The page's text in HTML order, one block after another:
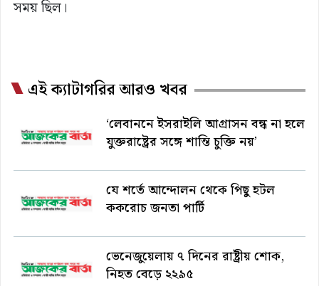
সময় ছিল।
এই ক্যাটাগরির আরও খবর
‘লেবাননে ইসরাইলি আগ্রাসন বন্ধ না হলে
যুক্তরাষ্ট্রের সঙ্গে শান্তি চুক্তি নয়’
যে শর্তে আন্দোলন থেকে পিছু হটল
ককরোচ জনতা পার্টি
ভেনেজুয়েলায় ৭ দিনের রাষ্ট্রীয় শোক,
নিহত বেড়ে ২২৯৫